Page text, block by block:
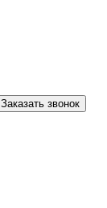
Заказать звонок